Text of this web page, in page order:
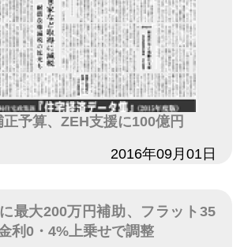
予算、ZEH支援に100億円
2016年09月01日
最大200万円補助、フラット35
利0・4%上乗せで調整